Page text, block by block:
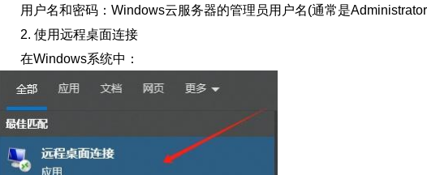
用户名和密码：Windows云服务器的管理员用户名(通常是Administrator)
2. 使用远程桌面连接
在Windows系统中：